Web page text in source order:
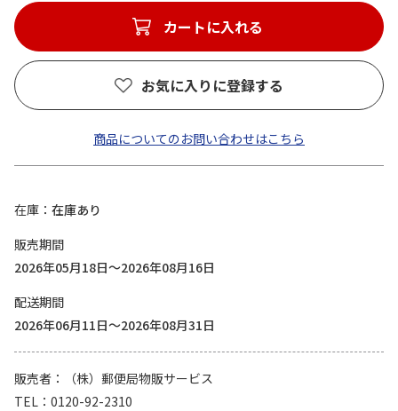
カートに入れる
お気に入りに登録する
商品についてのお問い合わせはこちら
在庫
在庫あり
販売期間
2026年05月18日～2026年08月16日
配送期間
2026年06月11日～2026年08月31日
販売者
（株）郵便局物販サービス
TEL
0120-92-2310